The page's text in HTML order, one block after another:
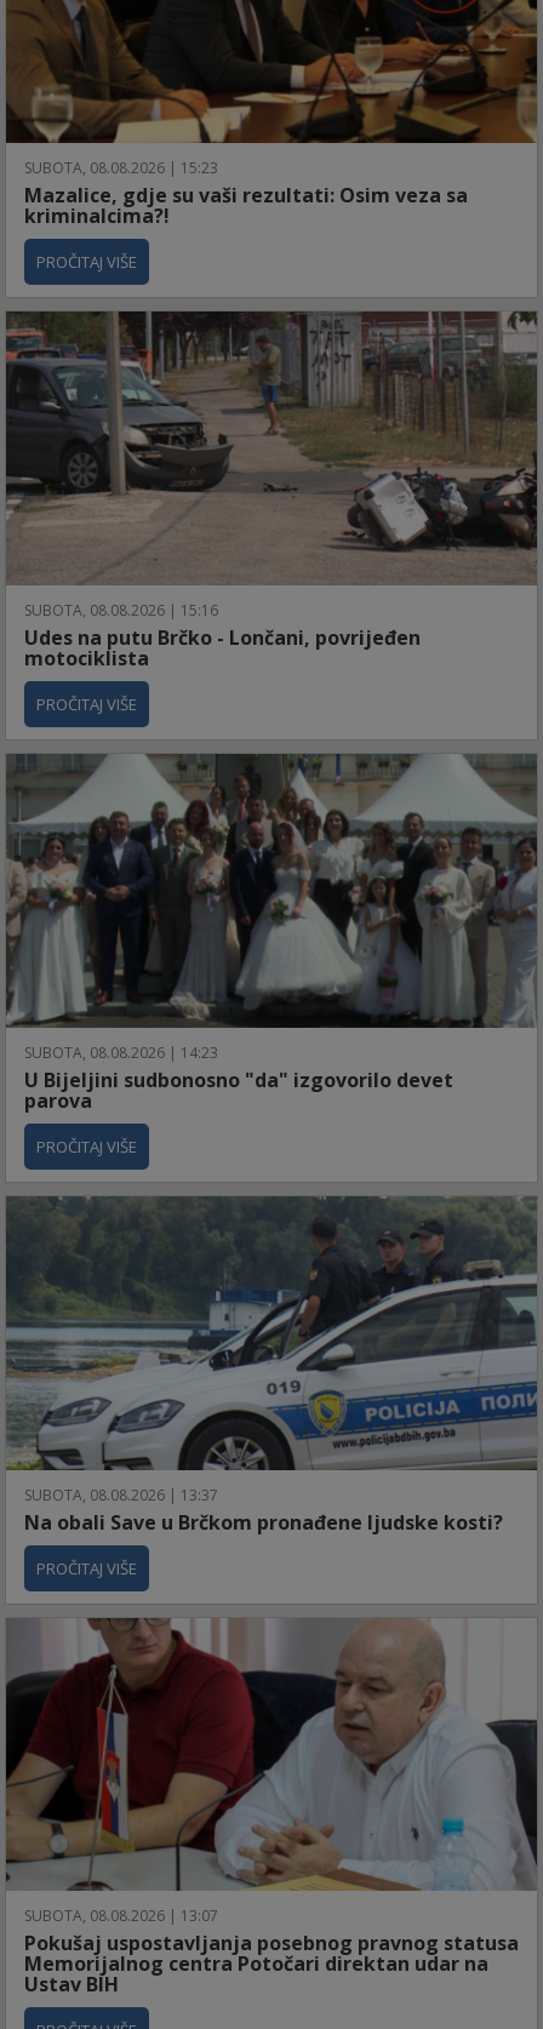
SUBOTA, 08.08.2026 | 15:23
Mazalice, gdje su vaši rezultati: Osim veza sa
kriminalcima?!
PROČITAJ VIŠE
SUBOTA, 08.08.2026 | 15:16
Udes na putu Brčko - Lončani, povrijeđen
motociklista
PROČITAJ VIŠE
SUBOTA, 08.08.2026 | 14:23
U Bijeljini sudbonosno "da" izgovorilo devet
parova
PROČITAJ VIŠE
SUBOTA, 08.08.2026 | 13:37
Na obali Save u Brčkom pronađene ljudske kosti?
PROČITAJ VIŠE
SUBOTA, 08.08.2026 | 13:07
Pokušaj uspostavljanja posebnog pravnog statusa
Memorijalnog centra Potočari direktan udar na
Ustav BIH